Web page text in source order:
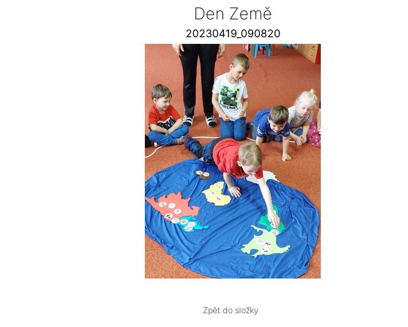
Den Země
20230419_090820
Zpět do složky